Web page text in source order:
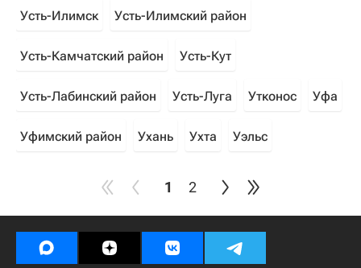
Усть-Илимск Усть-Илимский район
Усть-Камчатский район Усть-Кут
Усть-Лабинский район Усть-Луга Утконос Уфа
Уфимский район Ухань Ухта Уэльс
1 2